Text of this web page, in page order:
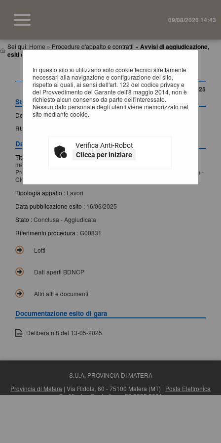
09/08/2026 14:43
Sei qui: Home » Procedure d'appalto e contratti » Avvisi di aggiudicazione,
esiti e affida...
In questo sito si utilizzano solo cookie tecnici strettamente
necessari alla navigazione e configurazione del sito,
rispetto ai quali, ai sensi dell'art. 122 del codice privacy e
del Provvedimento del Garante dell'8 maggio 2014, non è
richiesto alcun consenso da parte dell'interessato.
Nessun dato personale degli utenti viene memorizzato nel
sito mediante cookie.
Verifica Anti-Robot
Clicca per iniziare
DETTAGLIO ESITO DI GARA
CONTENUTO AGGIORNATO AL 16/06/2025
Stazione appaltante
Denominazione :Provincia di Matera
RUP :
Dati generali
Titolo :
Interventi di somma urgenza effettuati, a seguito di eventi
meteorologici verificatisi nel mese di Gennaio 2025 nei territori della
Provincia di Matera, a tutela e salvaguardia della Pubblica incolumità -
CIG: B748919EB1
Tipologia appalto : Lavori
Data pubblicazione esito : 16/06/2025
Stato :Conclusa - Aggiudicata
Riferimento procedura :G00831
Lotti
Dati aperti BDNCP
Altri atti e documenti
Documentazione esito di gara
Delibera n 8 del 13-05-2025
S.U.A. PROVINCIA DI MATERA
Provincia di Matera | Via Ridola, 60 - 75100 Matera (MT) | Posta Elettronica
Certificata| Centralino: +39 0835 3061